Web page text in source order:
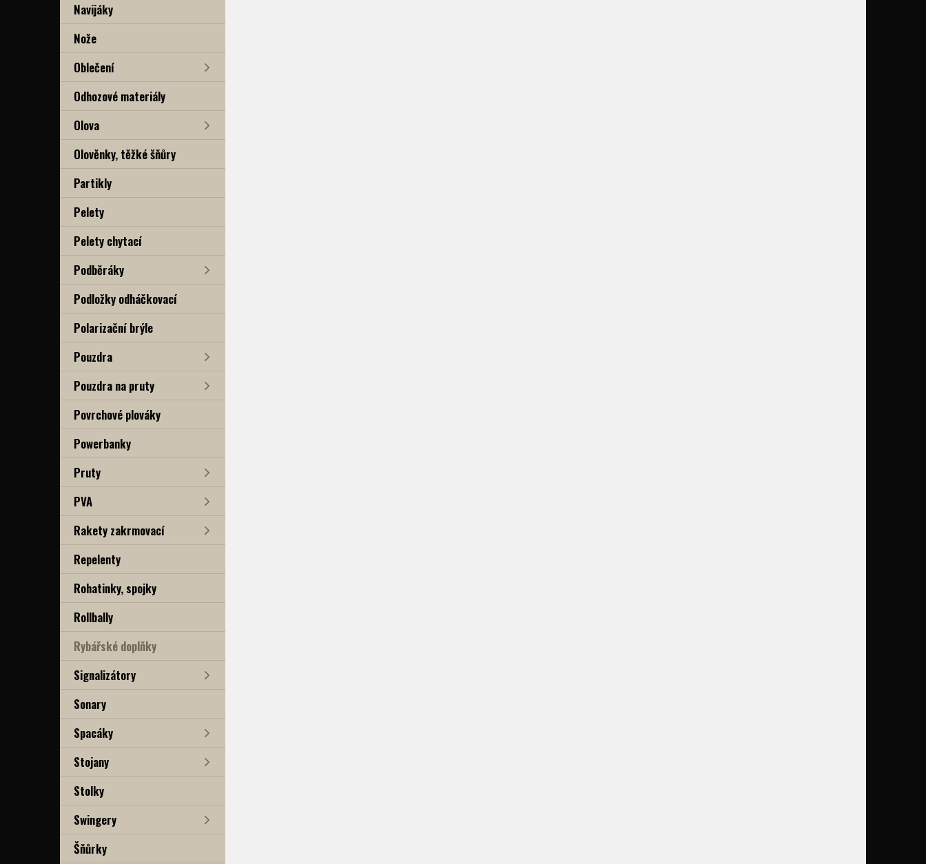
Navijáky
Nože
Oblečení
Odhozové materiály
Olova
Olověnky, těžké šňůry
Partikly
Pelety
Pelety chytací
Podběráky
Podložky odháčkovací
Polarizační brýle
Pouzdra
Pouzdra na pruty
Povrchové plováky
Powerbanky
Pruty
PVA
Rakety zakrmovací
Repelenty
Rohatinky, spojky
Rollbally
Rybářské doplňky
Signalizátory
Sonary
Spacáky
Stojany
Stolky
Swingery
Šňůrky